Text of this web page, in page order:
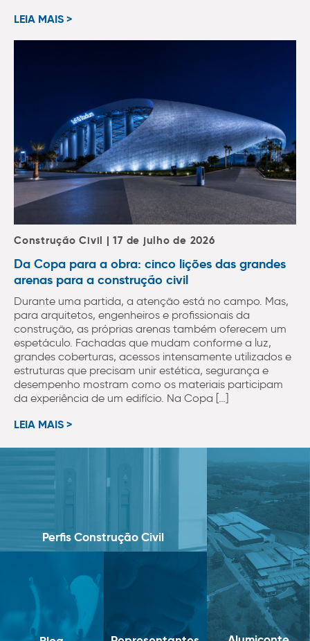
LEIA MAIS >
Construção Civil | 17 de julho de 2026
Da Copa para a obra: cinco lições das grandes
arenas para a construção civil
Durante uma partida, a atenção está no campo. Mas,
para arquitetos, engenheiros e profissionais da
construção, as próprias arenas também oferecem um
espetáculo. Fachadas que mudam conforme a luz,
grandes coberturas, acessos intensamente utilizados e
estruturas que precisam unir estética, segurança e
desempenho mostram como os materiais participam
da experiência de um edifício. Na Copa […]
LEIA MAIS >
Perfis Construção Civil